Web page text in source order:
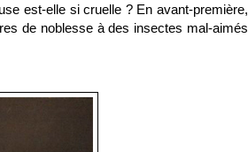
est-elle si cruelle ? En avant-première,
de noblesse à des insectes mal-aimés